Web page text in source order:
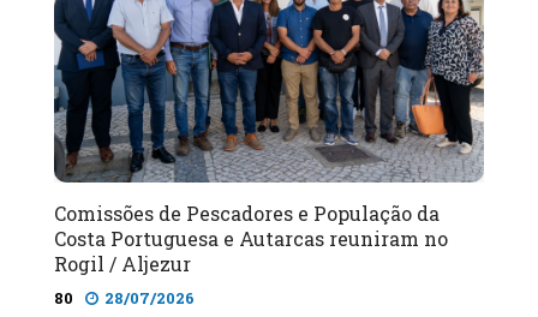
Comissões de Pescadores e População da
Costa Portuguesa e Autarcas reuniram no
Rogil / Aljezur
80 28/07/2026